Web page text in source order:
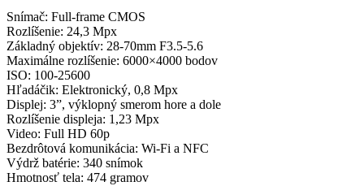
Snímač: Full-frame CMOS
Rozlíšenie: 24,3 Mpx
Základný objektív: 28-70mm F3.5-5.6
Maximálne rozlíšenie: 6000×4000 bodov
ISO: 100-25600
Hľadáčik: Elektronický, 0,8 Mpx
Displej: 3”, výklopný smerom hore a dole
Rozlíšenie displeja: 1,23 Mpx
Video: Full HD 60p
Bezdrôtová komunikácia: Wi-Fi a NFC
Výdrž batérie: 340 snímok
Hmotnosť tela: 474 gramov